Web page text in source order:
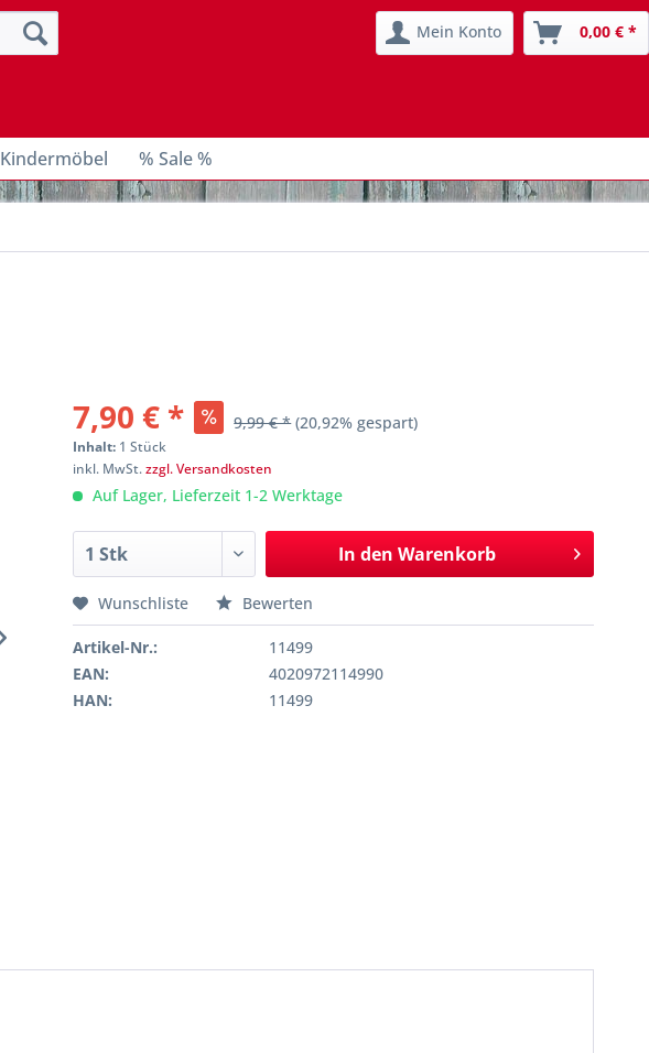
Mein Konto 0,00 € *
Kindermöbel % Sale %
7,90 € * 9,99 € * (20,92% gespart)
Inhalt: 1 Stück
inkl. MwSt.zzgl. Versandkosten
Auf Lager, Lieferzeit 1-2 Werktage
In den Warenkorb
Wunschliste Bewerten
Artikel-Nr.:
11499
EAN:
4020972114990
HAN:
11499